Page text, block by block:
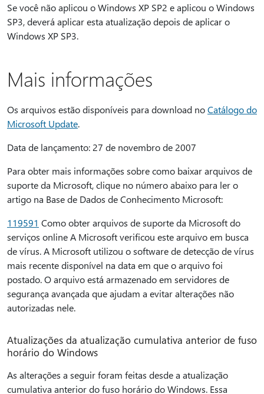
Se você não aplicou o Windows XP SP2 e aplicou o Windows
SP3, deverá aplicar esta atualização depois de aplicar o
Windows XP SP3.
Mais informações
Os arquivos estão disponíveis para download noCatálogo do
Microsoft Update.
Data de lançamento: 27 de novembro de 2007
Para obter mais informações sobre como baixar arquivos de
suporte da Microsoft, clique no número abaixo para ler o
artigo na Base de Dados de Conhecimento Microsoft:
119591 Como obter arquivos de suporte da Microsoft do
serviços online A Microsoft verificou este arquivo em busca
de vírus. A Microsoft utilizou o software de detecção de vírus
mais recente disponível na data em que o arquivo foi
postado. O arquivo está armazenado em servidores de
segurança avançada que ajudam a evitar alterações não
autorizadas nele.
Atualizações da atualização cumulativa anterior de fuso
horário do Windows
As alterações a seguir foram feitas desde a atualização
cumulativa anterior do fuso horário do Windows. Essa